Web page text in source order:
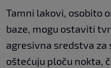
Tamni lakovi, osobito
baze, mogu ostaviti
agresivna sredstva za
oštećuju ploču nokta,